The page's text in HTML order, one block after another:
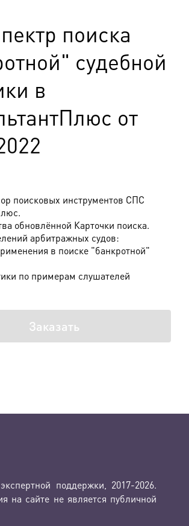
поиска
судебной
в
от
поисковых инструментов СПС
обновлённой Карточки поиска.
арбитражных судов:
в поиске "банкротной"
по примерам слушателей
Заказать
поддержки, 2017-2026.
на сайте не является публичной